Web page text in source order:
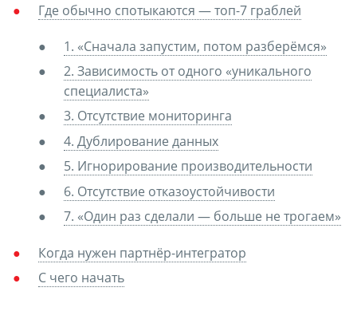
Где обычно спотыкаются — топ-7 граблей
1. «Сначала запустим, потом разберёмся»
2. Зависимость от одного «уникального
специалиста»
3. Отсутствие мониторинга
4. Дублирование данных
5. Игнорирование производительности
6. Отсутствие отказоустойчивости
7. «Один раз сделали — больше не трогаем»
Когда нужен партнёр-интегратор
С чего начать